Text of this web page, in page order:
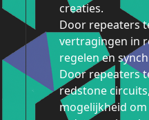
creaties.
Door repeaters
vertragingen in
regelen en
Door repeaters
redstone
mogelijkheid